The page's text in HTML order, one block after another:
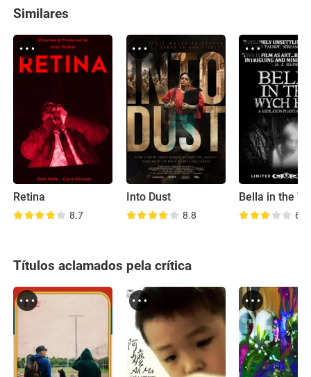
Similares
Retina
8.7
Into Dust
8.8 6.4
Títulos aclamados pela crítica